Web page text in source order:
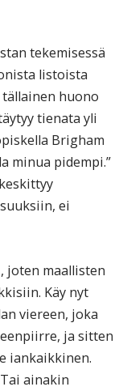
tekemisessä
listoista
huono
tienata yli
Brigham
minua pidempi.”
ei
joten maallisten
Käy nyt
viereen, joka
ja sitten
iankaikkinen.
ainakin